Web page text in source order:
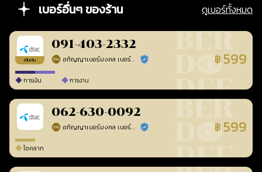
เบอร์อื่นๆ ของร้าน ดูเบอร์ทั้งหมด
เติมเงิน
091-403-2332
อภิญญาเบอร์มงคล เบอร์สวยเลขศาสตร์ ร้านยืนยันแล้ว ฿ 599
การเงิน การงาน
062-630-0092
อภิญญาเบอร์มงคล เบอร์สวยเลขศาสตร์ ร้านยืนยันแล้ว ฿ 599
โชคลาภ